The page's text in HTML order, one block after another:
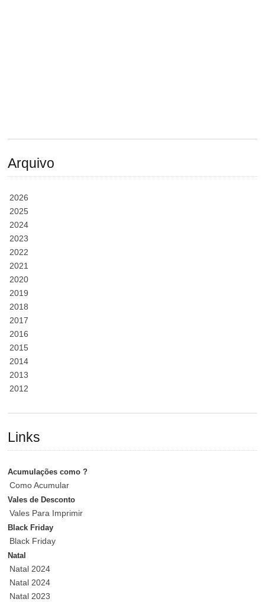
Arquivo
2026
2025
2024
2023
2022
2021
2020
2019
2018
2017
2016
2015
2014
2013
2012
Links
Acumulações como ?
Como Acumular
Vales de Desconto
Vales Para Imprimir
Black Friday
Black Friday
Natal
Natal 2024
Natal 2024
Natal 2023